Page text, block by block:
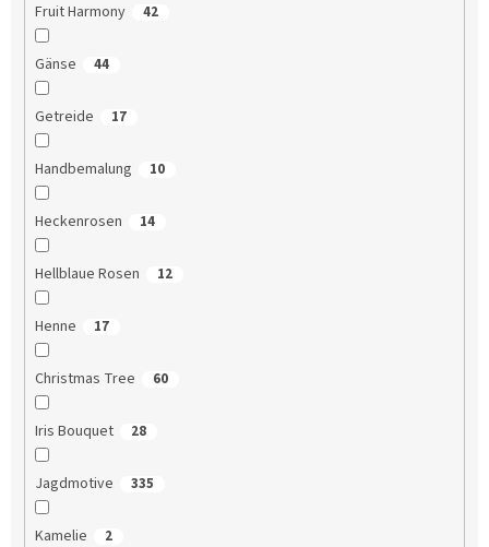
Fruit Harmony 42
Gänse 44
Getreide 17
Handbemalung 10
Heckenrosen 14
Hellblaue Rosen 12
Henne 17
Christmas Tree 60
Iris Bouquet 28
Jagdmotive 335
Kamelie 2